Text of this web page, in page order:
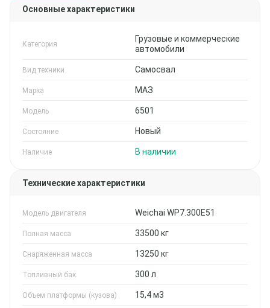
Основные характеристики
Категория
Грузовые и коммерческие
автомобили
Вид техники Самосвал
Марка МАЗ
Модель 6501
Состояние Новый
Наличие В наличии
Технические характеристики
Модель двигателя Weichai WP7.300E51
Полная масса 33500 кг
Снаряженная масса 13250 кг
Топливный бак 300 л
Объем платформы (кузова) 15,4 м3